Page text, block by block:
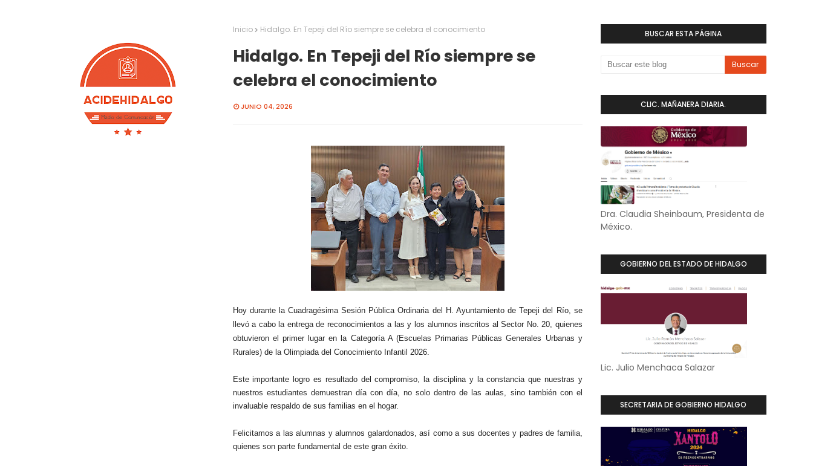
Inicio Hidalgo. En Tepeji del Río siempre se celebra el conocimiento
Hidalgo. En Tepeji del Río siempre se
celebra el conocimiento
JUNIO 04, 2026
Hoy durante la Cuadragésima Sesión Pública Ordinaria del H. Ayuntamiento de Tepeji del Río, se
llevó a cabo la entrega de reconocimientos a las y los alumnos inscritos al Sector No. 20, quienes
obtuvieron el primer lugar en la Categoría A (Escuelas Primarias Públicas Generales Urbanas y
Rurales) de la Olimpiada del Conocimiento Infantil 2026.
Este importante logro es resultado del compromiso, la disciplina y la constancia que nuestras y
nuestros estudiantes demuestran día con día, no solo dentro de las aulas, sino también con el
invaluable respaldo de sus familias en el hogar.
Felicitamos a las alumnas y alumnos galardonados, así como a sus docentes y padres de familia,
quienes son parte fundamental de este gran éxito.
BUSCAR ESTA PÁGINA
CLIC. MAÑANERA DIARIA.
Dra. Claudia Sheinbaum, Presidenta de
México.
GOBIERNO DEL ESTADO DE HIDALGO
Lic. Julio Menchaca Salazar
SECRETARIA DE GOBIERNO HIDALGO